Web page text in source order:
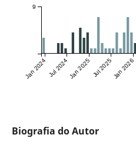
Jan 2024Jul 2024Jan 2025Jul 2025Jan 2026
9
Biografia do Autor